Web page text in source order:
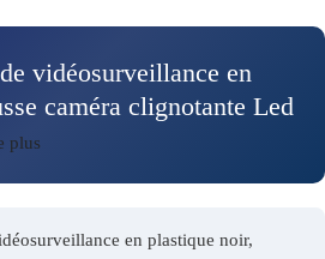
vidéosurveillance en
caméra clignotante Led
plus
en plastique noir,